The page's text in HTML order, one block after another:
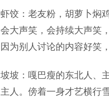
虾饺：老友粉，胡萝卜焖
会大声笑，会持续大声笑
因为别人讨论的内容好笑
坡坡：嘎巴瘦的东北人、
主人。傍着一身才艺横行